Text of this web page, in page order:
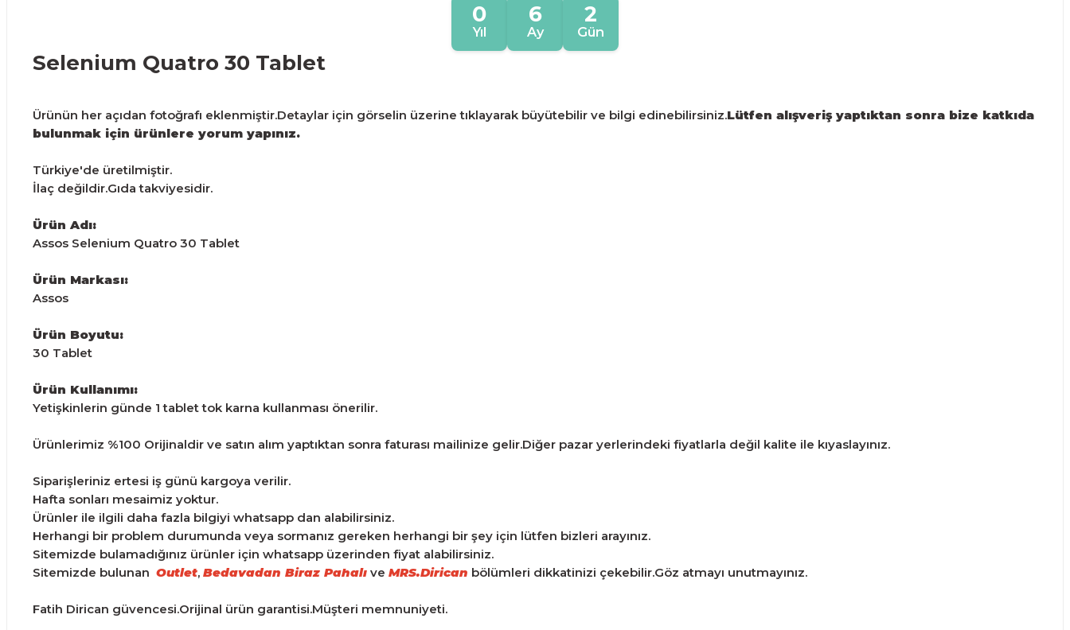
0
Yıl
6
Ay
2
Gün
Selenium Quatro 30 Tablet
Ürünün her açıdan fotoğrafı eklenmiştir.Detaylar için görselin üzerine tıklayarak büyütebilir ve bilgi edinebilirsiniz.Lütfen alışveriş yaptıktan sonra bize katkıda
bulunmak için ürünlere yorum yapınız.
Türkiye'de üretilmiştir.
İlaç değildir.Gıda takviyesidir.
Ürün Adı:
Assos Selenium Quatro 30 Tablet
Ürün Markası:
Assos
Ürün Boyutu:
30 Tablet
Ürün Kullanımı:
Yetişkinlerin günde 1 tablet tok karna kullanması önerilir.
Ürünlerimiz %100 Orijinaldir ve satın alım yaptıktan sonra faturası mailinize gelir.Diğer pazar yerlerindeki fiyatlarla değil kalite ile kıyaslayınız.
Siparişleriniz ertesi iş günü kargoya verilir.
Hafta sonları mesaimiz yoktur.
Ürünler ile ilgili daha fazla bilgiyi whatsapp dan alabilirsiniz.
Herhangi bir problem durumunda veya sormanız gereken herhangi bir şey için lütfen bizleri arayınız.
Sitemizde bulamadığınız ürünler için whatsapp üzerinden fiyat alabilirsiniz.
Sitemizde bulunan Outlet, Bedavadan Biraz Pahalı ve MRS.Dirican bölümleri dikkatinizi çekebilir.Göz atmayı unutmayınız.
Fatih Dirican güvencesi.Orijinal ürün garantisi.Müşteri memnuniyeti.